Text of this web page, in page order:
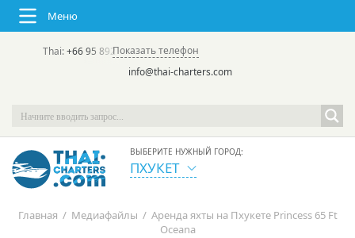
Меню
Thai:+66 95 892 7646(rus/eng) | в России:
Показать телефон
info@thai-charters.com
ВЫБЕРИТЕ НУЖНЫЙ ГОРОД:
ПХУКЕТ
Главная / Медиафайлы / Аренда яхты на Пхукете Princess 65 Ft
Oceana